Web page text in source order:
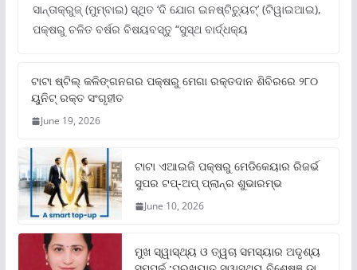
ସାନ୍ତାକ୍ରୁଜ୍ (ମୁମ୍ବାଇ) ସ୍ଥିତ ‘ଦି ଯୋଗ ଇନଷ୍ଟିଚ୍ୟୁଟ୍‌’ (ଟିୱାଇଆଇ),
ପକ୍ଷରୁ ଚଳିତ ବର୍ଷର ବିଷୟବସ୍ତୁ “ସୁସ୍ଥ ବାର୍ଦ୍ଧକ୍ୟ
ଟାଟା ଷ୍ଟିଲ୍‌ କଳିଙ୍ଗନଗର ପକ୍ଷରୁ ମେଗା ରକ୍ତଦାନ ଶିବିରରେ ୨୮୦
ୟୁନିଟ୍‌ ରକ୍ତ ସଂଗୃହୀତ
June 19, 2026
ଟାଟା ଏଆଇଜି ପକ୍ଷରୁ ମେଡିକେୟାର ରିଜର୍ଭ
ସୁପର ଟପ୍‌-ଅପ୍ ପ୍ଲାନ୍‌ର ଶୁଭାରମ୍ଭ
June 10, 2026
ମୁଖ ସ୍ୱାସ୍ଥ୍ୟ ଓ ତ୍ୱଚା ସମସ୍ୟାର ଅଦୃଶ୍ୟ